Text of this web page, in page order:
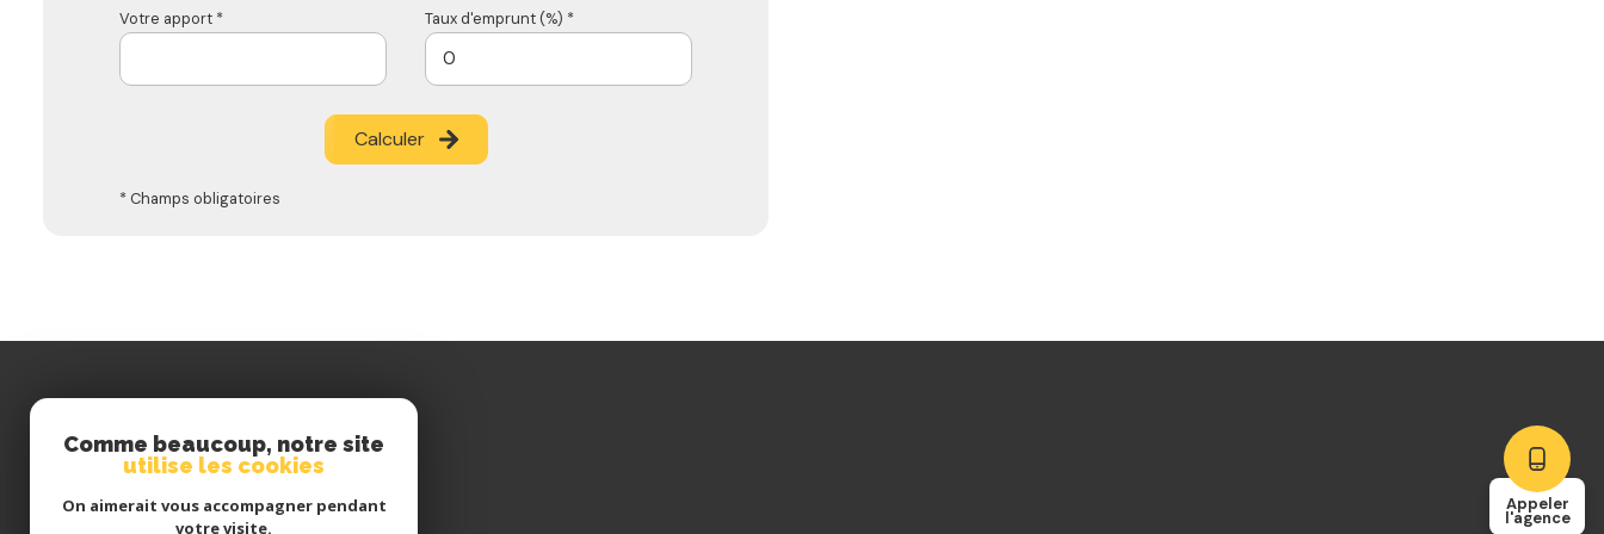
Appeler
l'agence
Votre apport * Taux d'emprunt (%) *
Calculer
* Champs obligatoires
Comme beaucoup, notre site
utilise les cookies
On aimerait vous accompagner pendant
votre visite.